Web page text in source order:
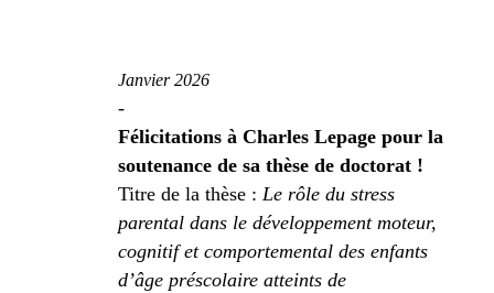
Janvier 2026
-
Félicitations à Charles Lepage pour la
soutenance de sa thèse de doctorat !
Titre de la thèse : Le rôle du stress
parental dans le développement moteur,
cognitif et comportemental des enfants
d’âge préscolaire atteints de